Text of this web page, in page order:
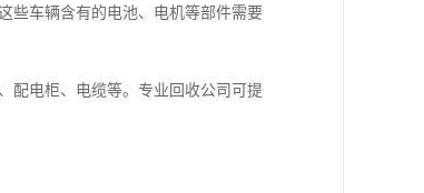
些车辆含有的电池、电机等部件需要
配电柜、电缆等。专业回收公司可提